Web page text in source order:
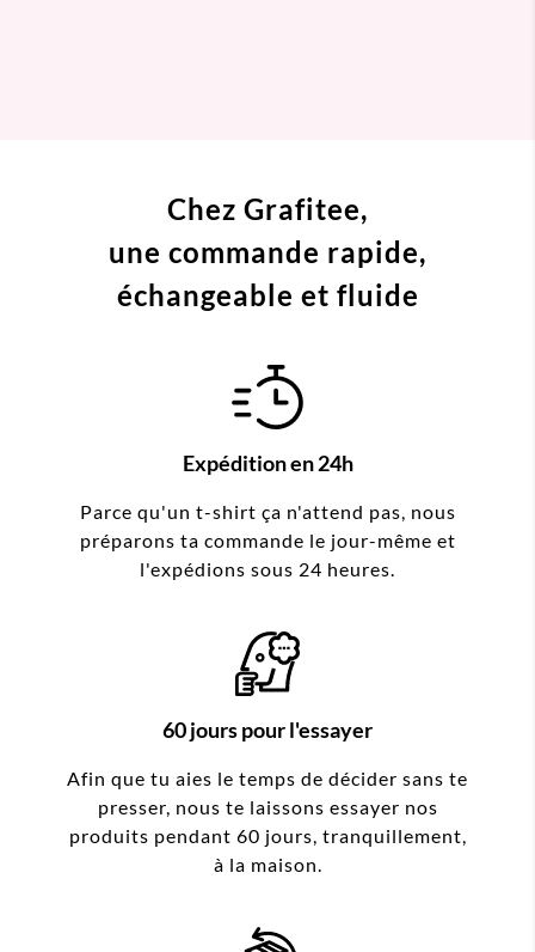
Chez Grafitee,
une commande rapide,
échangeable et fluide
Expédition en 24h
Parce qu'un t-shirt ça n'attend pas, nous
préparons ta commande le jour-même et
l'expédions sous 24 heures.
60 jours pour l'essayer
Afin que tu aies le temps de décider sans te
presser, nous te laissons essayer nos
produits pendant 60 jours, tranquillement,
à la maison.